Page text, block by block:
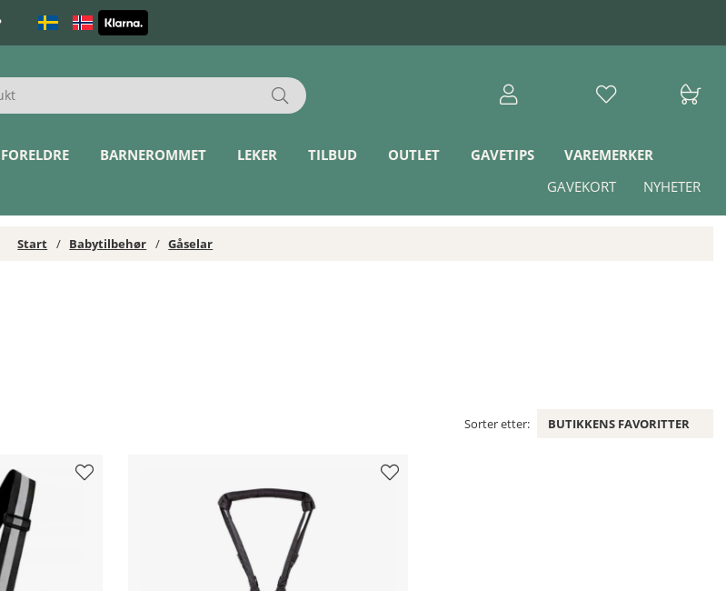
FORELDRE BARNEROMMET LEKER TILBUD OUTLET GAVETIPS
VAREMERKER
NYHETER
GAVEKORT
Start Babytilbehør Gåselar
Sorter etter: BUTIKKENS FAVORITTER